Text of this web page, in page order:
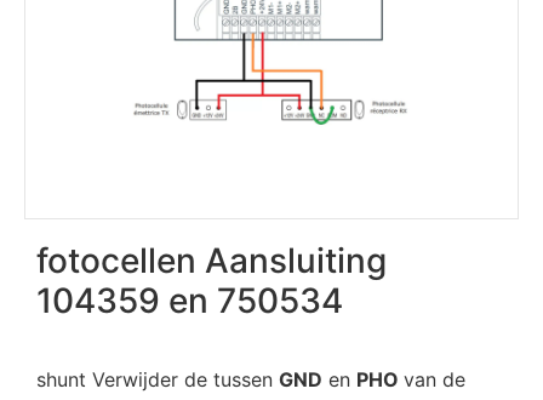
fotocellen Aansluiting
104359 en 750534
shunt Verwijder de tussen GND en PHO van de